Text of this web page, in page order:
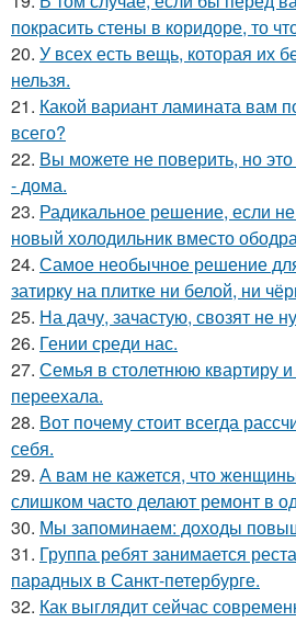
покрасить стены в коридоре, то
20. У всех есть вещь, которая их
нельзя.
21. Какой вариант ламината вам
всего?
22. Вы можете не поверить, но
- дома.
23. Радикальное решение, если не
новый холодильник вместо
24. Самое необычное решение
затирку на плитке ни белой, ни
25. На дачу, зачастую, свозят не
26. Гении среди нас.
27. Семья в столетнюю квартиру
переехала.
28. Вот почему стоит всегда
себя.
29. А вам не кажется, что
слишком часто делают ремонт в
30. Мы запоминаем: доходы
31. Группа ребят занимается
парадных в Санкт-петербурге.
32. Как выглядит сейчас